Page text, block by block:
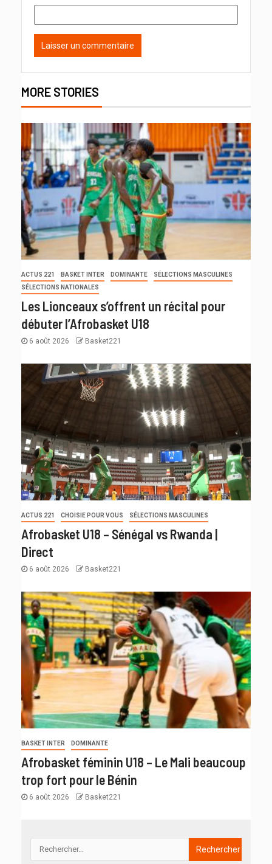
MORE STORIES
ACTUS 221 BASKET INTER DOMINANTE
SÉLECTIONS MASCULINES
SÉLECTIONS NATIONALES
Les Lionceaux s’offrent un récital pour
débuter l’Afrobasket U18
6 août 2026 Basket221
ACTUS 221 CHOISIE POUR VOUS SÉLECTIONS MASCULINES
Afrobasket U18 – Sénégal vs Rwanda |
Direct
6 août 2026 Basket221
BASKET INTER DOMINANTE
Afrobasket féminin U18 – Le Mali beaucoup
trop fort pour le Bénin
6 août 2026 Basket221